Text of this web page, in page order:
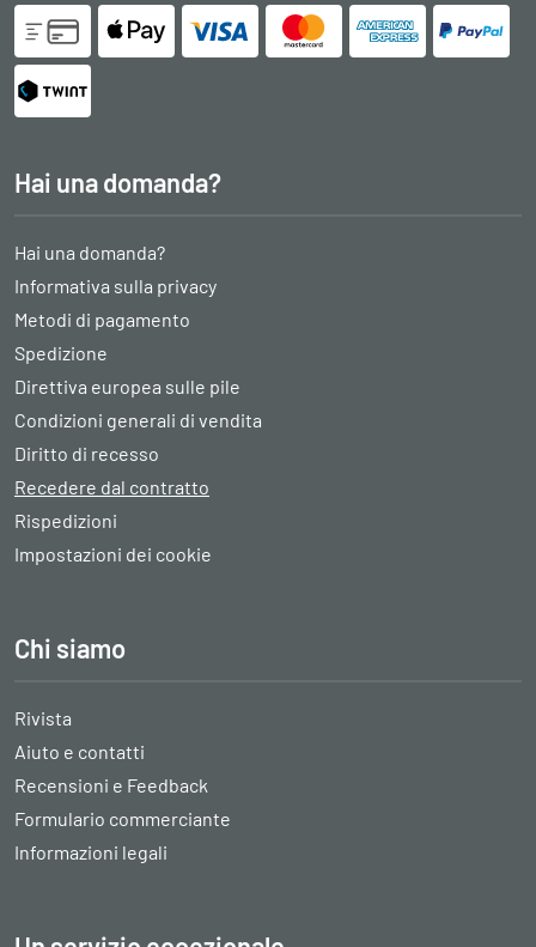
Hai una domanda?
Hai una domanda?
Informativa sulla privacy
Metodi di pagamento
Spedizione
Direttiva europea sulle pile
Condizioni generali di vendita
Diritto di recesso
Recedere dal contratto
Rispedizioni
Impostazioni dei cookie
Chi siamo
Rivista
Aiuto e contatti
Recensioni e Feedback
Formulario commerciante
Informazioni legali